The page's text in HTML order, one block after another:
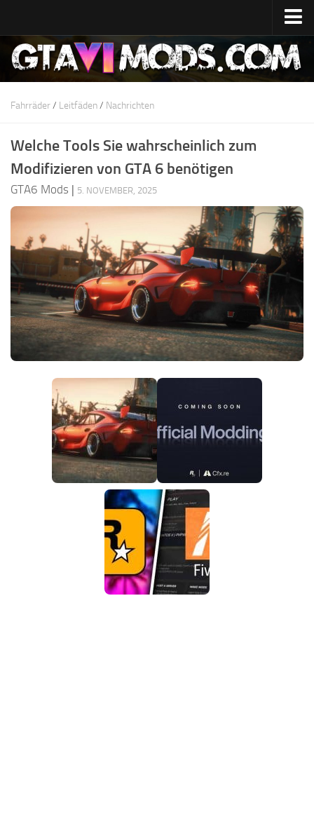
Startseite
Datum der Veröffentlichung
System-Spezifikationen
GTA 6 Karte
Standorte
Zeichen
Jason
Nachrichten
GTA 6 Wiki
DE
FR
PT
IT
PL
TR
Fahrräder/ Leitfäden/ Nachrichten
Welche Tools Sie wahrscheinlich zum
Modifizieren von GTA 6 benötigen
GTA6 Mods | 5. NOVEMBER, 2025